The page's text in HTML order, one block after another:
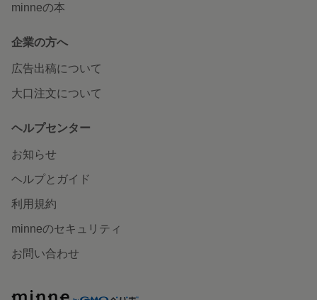
minneの本
企業の方へ
広告出稿について
大口注文について
ヘルプセンター
お知らせ
ヘルプとガイド
利用規約
minneのセキュリティ
お問い合わせ